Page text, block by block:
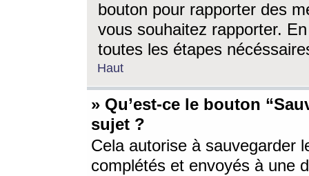
bouton pour rapporter des
vous souhaitez rapporter.
toutes les étapes
Haut
» Qu’est-ce le bouton
sujet ?
Cela autorise à sauvegarder
complétés et envoyés à une